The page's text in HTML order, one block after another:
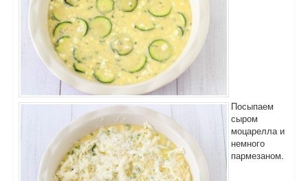
Посыпаем
сыром
моцарелла и
немного
пармезаном.